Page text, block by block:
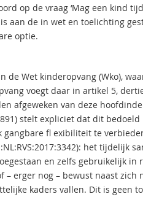
op de vraag ‘Mag een kind
aan de in wet en toelichting
optie.
de Wet kinderopvang (Wko),
voegt daar in artikel 5,
afgeweken van deze
stelt expliciet dat dit
fl exibiliteit te
het tijdelijk
en zelfs gebruikelijk in
erger nog – bewust naast zich
kaders vallen. Dit is geen